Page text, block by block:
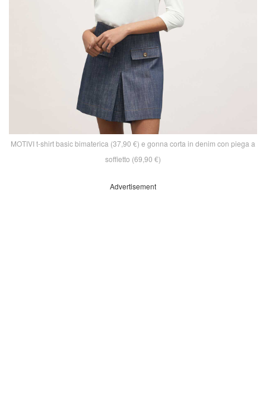
MOTIVI t-shirt basic bimaterica (37,90 €) e gonna corta in denim con piega a
soffietto (69,90 €)
Advertisement